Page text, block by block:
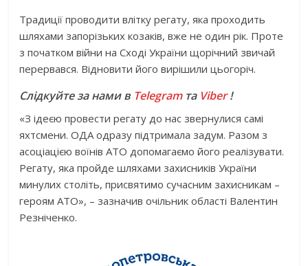
Традиції проводити влітку регату, яка проходить
шляхами запорізьких козаків, вже не один рік. Проте
з початком війни на Сході України щорічний звичай
перервався. Відновити його вирішили цьогоріч.
Слідкуйте за нами в Telegramта Viber!
«З ідеєю провести регату до нас звернулися самі
яхтсмени. ОДА одразу підтримала задум. Разом з
асоціацією воїнів АТО допомагаємо його реалізувати.
Регату, яка пройде шляхами захисників України
минулих століть, присвятимо сучасним захисникам –
героям АТО», – зазначив очільник області Валентин
Резніченко.